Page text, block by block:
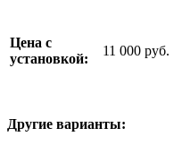
Цена с
установкой:
11 000 руб.
Другие варианты: